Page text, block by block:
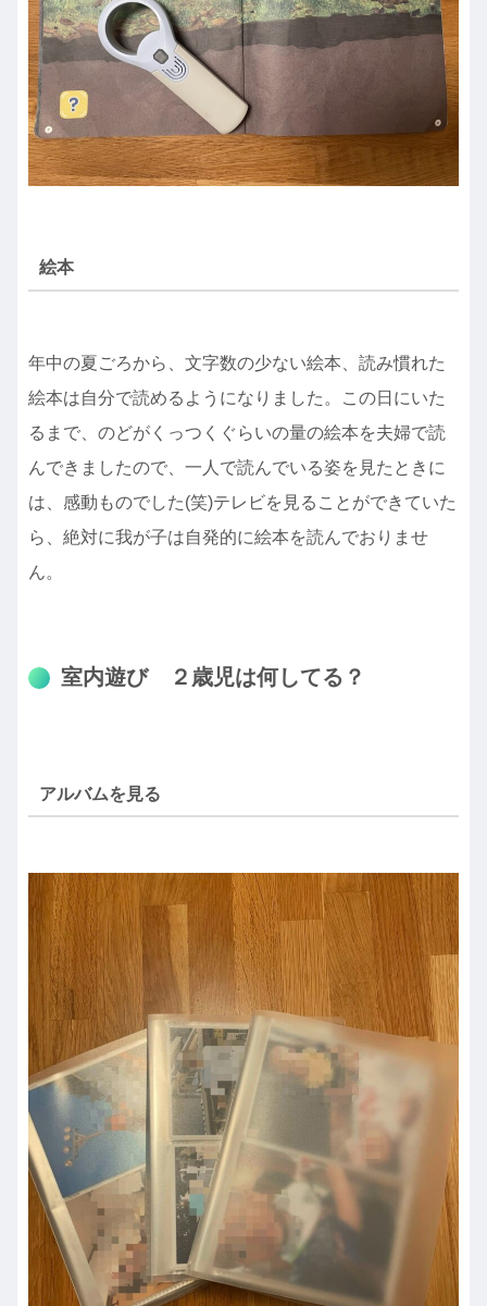
絵本
年中の夏ごろから、文字数の少ない絵本、読み慣れた
絵本は自分で読めるようになりました。この日にいた
るまで、のどがくっつくぐらいの量の絵本を夫婦で読
んできましたので、一人で読んでいる姿を見たときに
は、感動ものでした(笑)テレビを見ることができていた
ら、絶対に我が子は自発的に絵本を読んでおりませ
ん。
室内遊び ２歳児は何してる？
アルバムを見る